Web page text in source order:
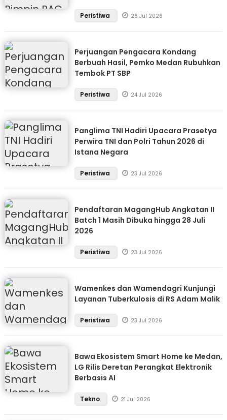
Peristiwa 26 Jul 2026
Perjuangan Pengacara Kondang
Berbuah Hasil, Pemko Medan Rubuhkan
Tembok PT SBP
Peristiwa 24 Jul 2026
Panglima TNI Hadiri Upacara Prasetya
Perwira TNI dan Polri Tahun 2026 di
Istana Negara
Peristiwa 23 Jul 2026
Pendaftaran MagangHub Angkatan II
Batch 1 Masih Dibuka hingga 28 Juli
2026
Peristiwa 23 Jul 2026
Wamenkes dan Wamendagri Kunjungi
Layanan Tuberkulosis di RS Adam Malik
Peristiwa 23 Jul 2026
Bawa Ekosistem Smart Home ke Medan,
LG Rilis Deretan Perangkat Elektronik
Berbasis AI
Tekno 21 Jul 2026